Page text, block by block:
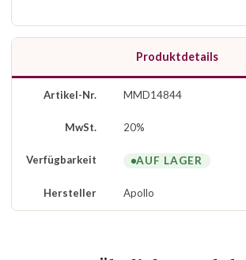
Produktdetails
Artikel-Nr. MMD14844
MwSt. 20%
Verfügbarkeit AUF LAGER
Hersteller Apollo